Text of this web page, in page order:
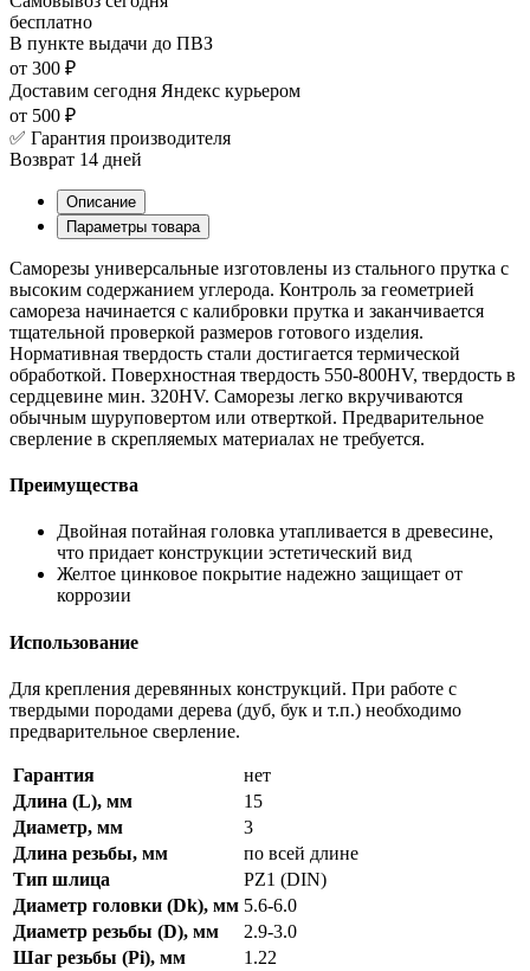
бесплатно
В пункте выдачи до ПВЗ
от 300 ₽
Доставим сегодня Яндекс курьером
от 500 ₽
✅ Гарантия производителя
Возврат 14 дней
Описание
Параметры товара
Саморезы универсальные изготовлены из стального прутка с
высоким содержанием углерода. Контроль за геометрией
самореза начинается с калибровки прутка и заканчивается
тщательной проверкой размеров готового изделия.
Нормативная твердость стали достигается термической
обработкой. Поверхностная твердость 550-800HV, твердость в
сердцевине мин. 320HV. Саморезы легко вкручиваются
обычным шуруповертом или отверткой. Предварительное
сверление в скрепляемых материалах не требуется.
Преимущества
Двойная потайная головка утапливается в древесине,
что придает конструкции эстетический вид
Желтое цинковое покрытие надежно защищает от
коррозии
Использование
Для крепления деревянных конструкций. При работе с
твердыми породами дерева (дуб, бук и т.п.) необходимо
предварительное сверление.
Гарантия
нет
Длина (L), мм
15
Диаметр, мм
3
Длина резьбы, мм
по всей длине
Тип шлица
PZ1 (DIN)
Диаметр головки (Dk), мм 5.6-6.0
Диаметр резьбы (D), мм
2.9-3.0
Шаг резьбы (Pi), мм
1.22